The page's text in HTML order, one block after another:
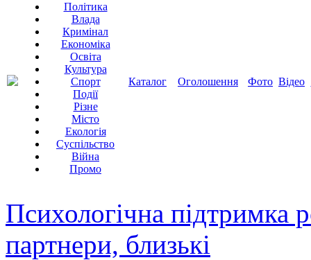
Політика
Влада
Кримінал
Економіка
Освіта
Культура
Спорт
Події
Різне
Місто
Екологія
Суспільство
Війна
Промо
Каталог Оголошення Фото Відео
Психологічна підтримка
партнери, близькі